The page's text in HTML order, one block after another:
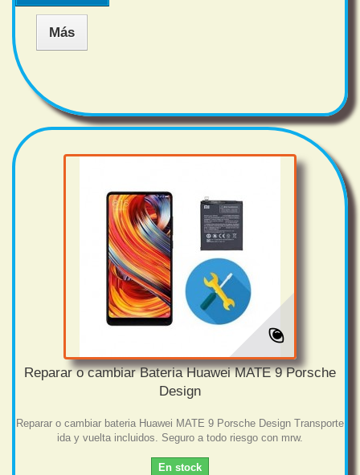
Más
Reparar o cambiar Bateria Huawei MATE 9 Porsche
Design
Reparar o cambiar bateria Huawei MATE 9 Porsche Design Transporte
ida y vuelta incluidos. Seguro a todo riesgo con mrw.
En stock